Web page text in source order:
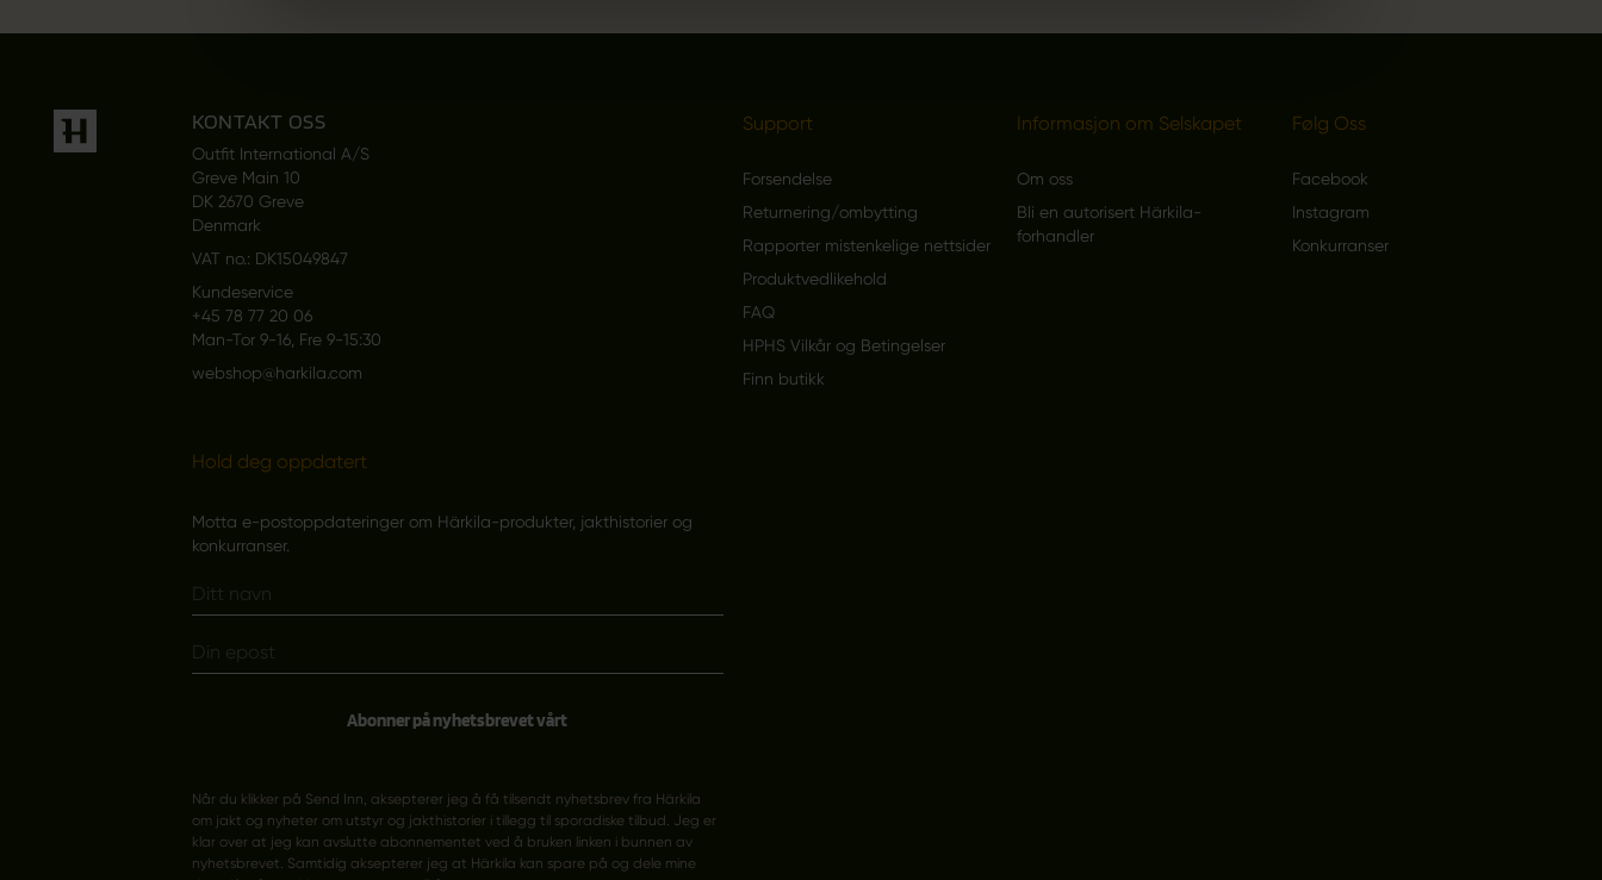
KONTAKT OSS
Outfit International A/S
Greve Main 10
DK 2670 Greve
Denmark
VAT no.: DK15049847
Kundeservice
+45 78 77 20 06
Man-Tor 9-16, Fre 9-15:30
webshop@harkila.com
Support
Forsendelse
Returnering/ombytting
Rapporter mistenkelige nettsider
Produktvedlikehold
FAQ
HPHS Vilkår og Betingelser
Finn butikk
Informasjon om Selskapet
Om oss
Bli en autorisert Härkila-
forhandler
Følg Oss
Facebook
Instagram
Konkurranser
Hold deg oppdatert
Motta e-postoppdateringer om Härkila-produkter, jakthistorier og
konkurranser.
Abonner på nyhetsbrevet vårt
Når du klikker på Send Inn, aksepterer jeg å få tilsendt nyhetsbrev fra Härkila
om jakt og nyheter om utstyr og jakthistorier i tillegg til sporadiske tilbud. Jeg er
klar over at jeg kan avslutte abonnementet ved å bruken linken i bunnen av
nyhetsbrevet. Samtidig aksepterer jeg at Härkila kan spare på og dele mine